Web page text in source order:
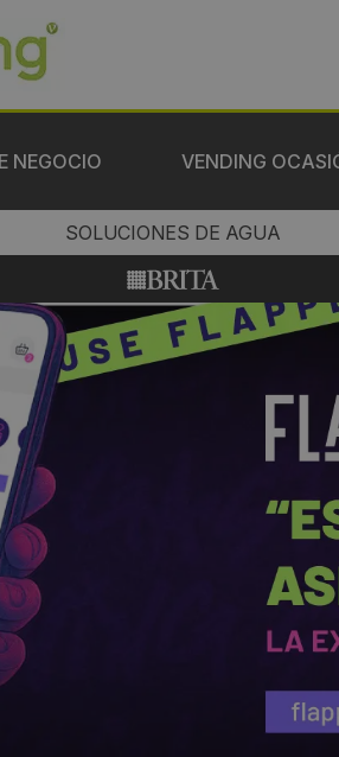
NEGOCIO VENDING
SOLUCIONES DE AGUA